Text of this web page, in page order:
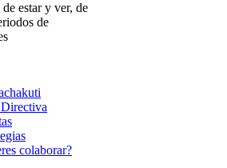
estar y ver, de
de
colaborar?